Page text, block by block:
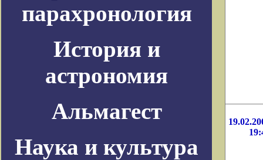
парахронология
История и
астрономия
Альмагест
Наука и культура